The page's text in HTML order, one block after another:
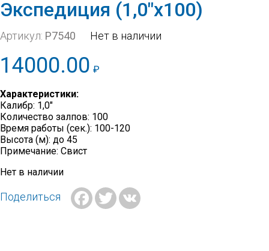
Экспедиция (1,0″х100)
Артикул: Р7540 Нет в наличии
14000.00 ₽
Характеристики:
Калибр: 1,0″
Количество залпов: 100
Время работы (сек.): 100-120
Высота (м): до 45
Примечание: Свист
Нет в наличии
Поделиться Facebook
Twitter